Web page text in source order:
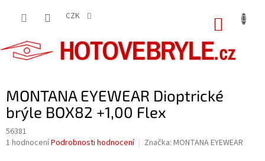
CZK
MONTANA EYEWEAR Dioptrické
brýle BOX82 +1,00 Flex
56381
Průměrné
1 hodnoceníPodrobnosti hodnocení Značka: MONTANA EYEWEAR